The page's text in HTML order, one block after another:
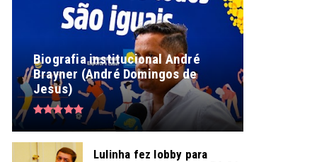
Biografia institucional André
Brayner (André Domingos de
Jesus)
Lulinha fez lobby para